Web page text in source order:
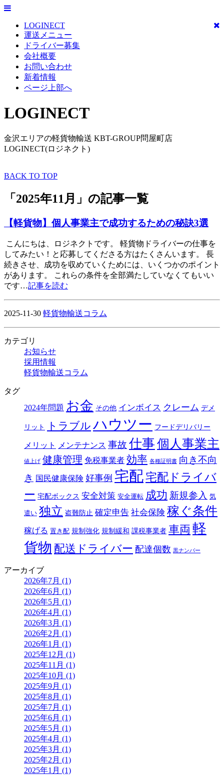
LOGINECT
運送メニュー
ドライバー募集
会社概要
お問い合わせ
新着情報
ページ上部へ
LOGINECT
金沢エリアの軽貨物輸送 KBT-GROUP問屋町店
LOGINECT(ロジネクト)
BACK TO TOP
「2025年11月」の記事一覧
【軽貨物】個人事業主で成功するための秘訣3選
こんにちは、ロジネクトです。 軽貨物ドライバーの仕事を
してみたい！と応募してくださる方はたくさんいます。 長
続きさせ、成功を収めていくためには、いくつかのポイント
があります。 これらの条件を全部満たしていなくてもいい
です…記事を読む
2025-11-30 軽貨物輸送コラム
カテゴリ
お知らせ
採用情報
軽貨物輸送コラム
タグ
2024年問題 お金 その他 インボイス クレーム デメ
リット トラブル ハウツー フードデリバリー
メリット メンテナンス 事故 仕事個人事業主
値上げ 健康管理 免税事業者 効率 各種証明書 向き不向
き 国民健康保険 好事例 宅配宅配ドライバ
ー 宅配ボックス 安全対策 安全運転 成功 新規参入 気
遣い 独立 盗難防止 確定申告 社会保険 稼ぐ条件
稼げる 置き配 規制強化 規制緩和 課税事業者 車両 軽
貨物 配送ドライバー 配達個数 黒ナンバー
アーカイブ
2026年7月 (1)
2026年6月 (1)
2026年5月 (1)
2026年4月 (1)
2026年3月 (1)
2026年2月 (1)
2026年1月 (1)
2025年12月 (1)
2025年11月 (1)
2025年10月 (1)
2025年9月 (1)
2025年8月 (1)
2025年7月 (1)
2025年6月 (1)
2025年5月 (1)
2025年4月 (1)
2025年3月 (1)
2025年2月 (1)
2025年1月 (1)